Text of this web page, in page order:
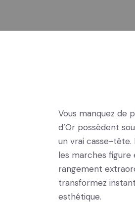
Vous manquez de
d’Or possèdent
un vrai casse-tête.
les marches
rangement
transformez
esthétique.